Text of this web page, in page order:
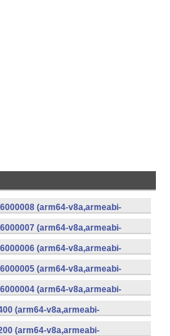
(arm64-v8a,armeabi-
(arm64-v8a,armeabi-
(arm64-v8a,armeabi-
(arm64-v8a,armeabi-
(arm64-v8a,armeabi-
(arm64-v8a,armeabi-
(arm64-v8a,armeabi-